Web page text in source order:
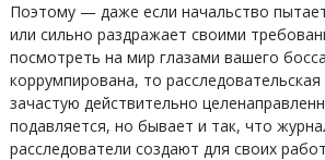
Поэтому — даже если начальство
или сильно раздражает своими
посмотреть на мир глазами вашего
коррумпирована, то
зачастую действительно
подавляется, но бывает и так, что
расследователи создают для своих